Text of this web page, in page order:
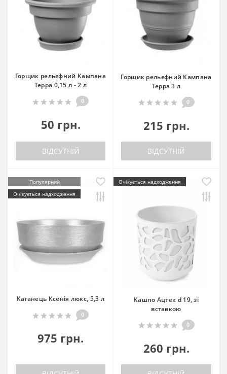
Горщик рельєфний Кампана
Терра 0,15 л - 2 л
0
50 грн.
ВІДСУТНІЙ
Горщик рельєфний Кампана
Терра 3 л
0
215 грн.
ВІДСУТНІЙ
Популярний
Очікується надходження
Каганець Ксенія люкс, 5,3 л
0
975 грн.
Очікується надходження
Кашпо Ацтек d 19, зі
вставкою
0
260 грн.